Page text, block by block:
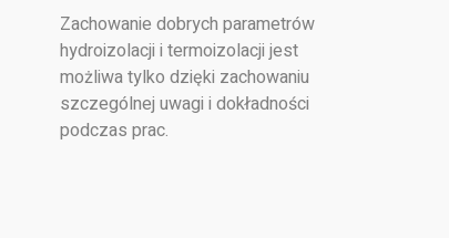
Zachowanie dobrych parametrów
hydroizolacji i termoizolacji jest
możliwa tylko dzięki zachowaniu
szczególnej uwagi i dokładności
podczas prac.